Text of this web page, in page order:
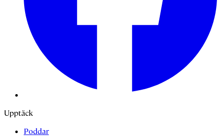
Upptäck
Poddar